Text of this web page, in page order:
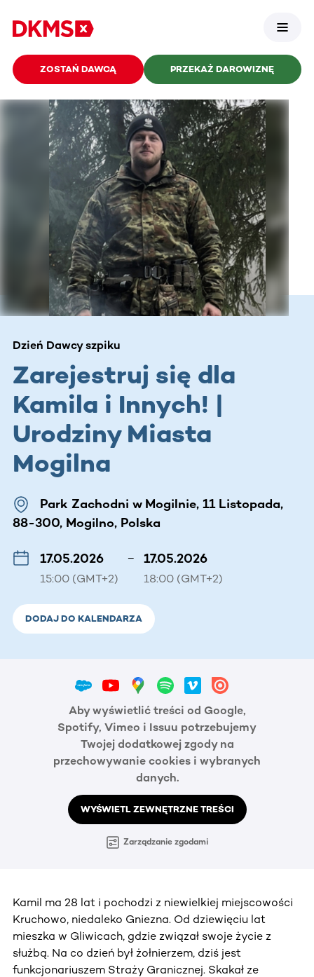
ZOSTAŃ DAWCĄ PRZEKAŻ DAROWIZNĘ
Dzień Dawcy szpiku
Zarejestruj się dla
Kamila i Innych! |
Urodziny Miasta
Mogilna
Park Zachodni w Mogilnie, 11 Listopada,
88-300, Mogilno, Polska
17.05.2026
15:00 (GMT+2)
– 17.05.2026
18:00 (GMT+2)
DODAJ DO KALENDARZA
Aby wyświetlić treści od Google,
Spotify, Vimeo i Issuu potrzebujemy
Twojej dodatkowej zgody na
przechowywanie cookies i wybranych
danych.
WYŚWIETL ZEWNĘTRZNE TREŚCI
Zarządzanie zgodami
Kamil ma 28 lat i pochodzi z niewielkiej miejscowości
Kruchowo, niedaleko Gniezna. Od dziewięciu lat
mieszka w Gliwicach, gdzie związał swoje życie z
służbą. Na co dzień był żołnierzem, dziś jest
funkcjonariuszem Straży Granicznej. Skakał ze